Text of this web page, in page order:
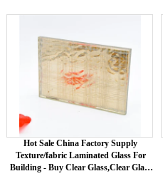
Hot Sale China Factory Supply
Texture/fabric Laminated Glass For
Building - Buy Clear Glass,Clear Glass